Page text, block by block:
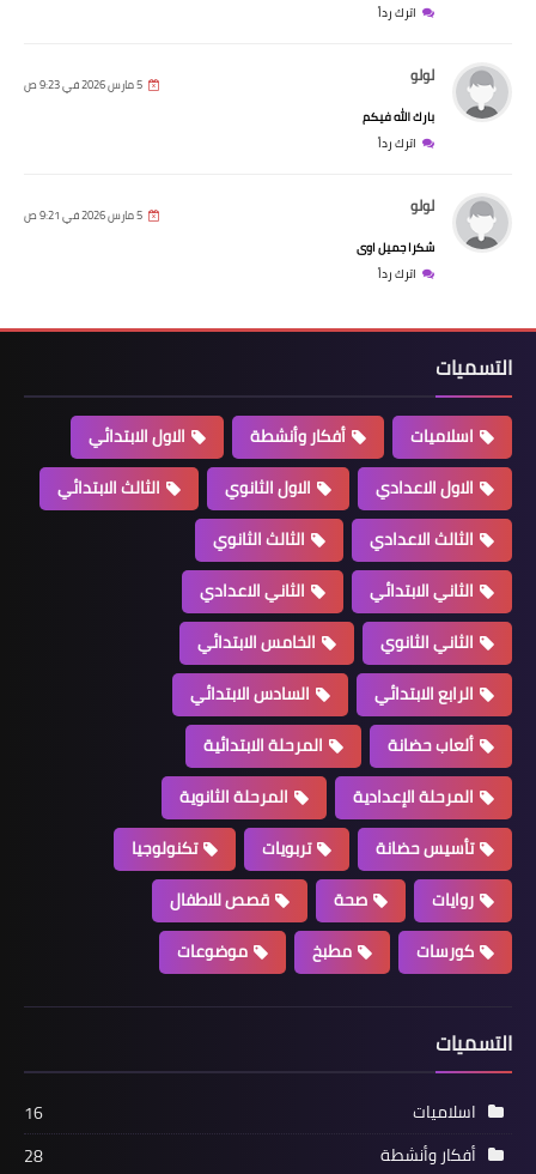
اترك رداً
لولو 5 مارس 2026 في 9:23 ص
بارك الله فيكم
اترك رداً
لولو 5 مارس 2026 في 9:21 ص
شكرا جميل اوى
اترك رداً
التسميات
اسلاميات أفكار وأنشطة
الاول الابتدائي
الاول الاعدادي
الاول الثانوي
الثالث الابتدائي
الثالث الاعدادي
الثالث الثانوي
الثاني الابتدائي
الثاني الاعدادي
الثاني الثانوي
الخامس الابتدائي
الرابع الابتدائي
السادس الابتدائي
ألعاب حضانة
المرحلة الابتدائية
المرحلة الإعدادية
المرحلة الثانوية
تأسيس حضانة
تربويات
تكنولوجيا
روايات
صحة
قصص للاطفال
كورسات
مطبخ موضوعات
التسميات
اسلاميات
16
أفكار وأنشطة
28